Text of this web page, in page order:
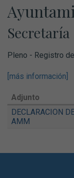
Secretaría
Pleno - Registro
[más información]
Adjunto
DECLARACION
AMM